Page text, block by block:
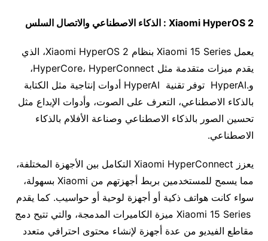
Xiaomi HyperOS 2 : الذكاء الاصطناعي والاتصال السلس
يعمل Xiaomi 15 Series بنظام Xiaomi HyperOS 2، الذي
يقدم ميزات متقدمة مثل HyperCore، HyperConnect،
و.HyperAI توفر تقنية HyperAI أدوات إنتاجية مثل الكتابة
بالذكاء الاصطناعي، التعرف على الصوت، وأدوات الإبداع مثل
تحسين الصور بالذكاء الاصطناعي وصناعة الأفلام بالذكاء
الاصطناعي.
يعزز Xiaomi HyperConnect التكامل بين الأجهزة المختلفة،
مما يسمح للمستخدمين بربط أجهزتهم من Xiaomi بسهولة،
سواء كانت هواتف ذكية أو أجهزة لوحية أو حواسيب. كما يقدم
Xiaomi 15 Series ميزة الكاميرات المدمجة، والتي تتيح دمج
مقاطع الفيديو من عدة أجهزة لإنشاء محتوى احترافي متعدد